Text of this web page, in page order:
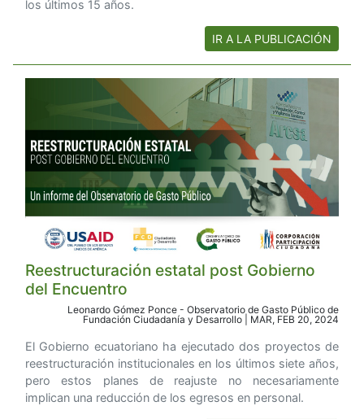
los últimos 15 años.
IR A LA PUBLICACIÓN
Reestructuración estatal post Gobierno
del Encuentro
Leonardo Gómez Ponce - Observatorio de Gasto Público de
Fundación Ciudadanía y Desarrollo | MAR, FEB 20, 2024
El Gobierno ecuatoriano ha ejecutado dos proyectos de
reestructuración institucionales en los últimos siete años,
pero estos planes de reajuste no necesariamente
implican una reducción de los egresos en personal.